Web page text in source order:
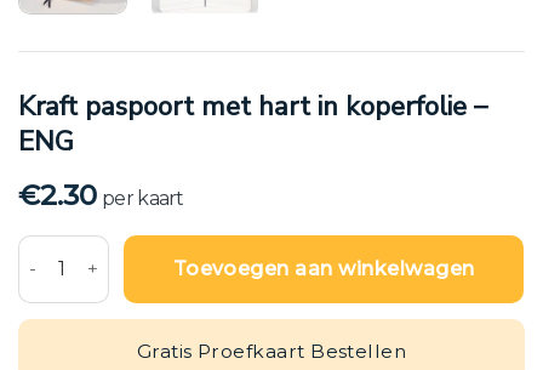
Kraft paspoort met hart in koperfolie –
ENG
€2.30 per kaart
Kraft paspoort met hart in koperfolie - ENG aantal
Toevoegen aan winkelwagen
Gratis Proefkaart Bestellen